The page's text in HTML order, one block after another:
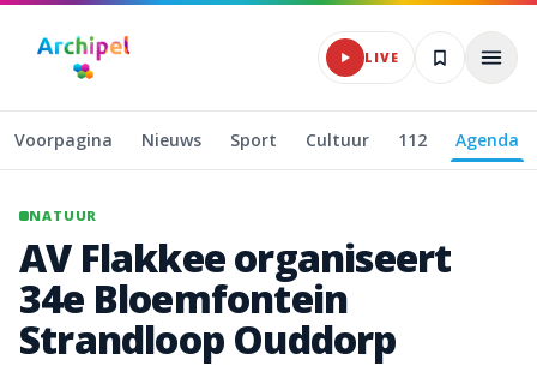
Naar hoofdinhoud
LIVE
Voorpagina Nieuws Sport Cultuur 112 Agenda
NATUUR
AV Flakkeeorganiseert
34e Bloemfontein
Strandloop Ouddorp